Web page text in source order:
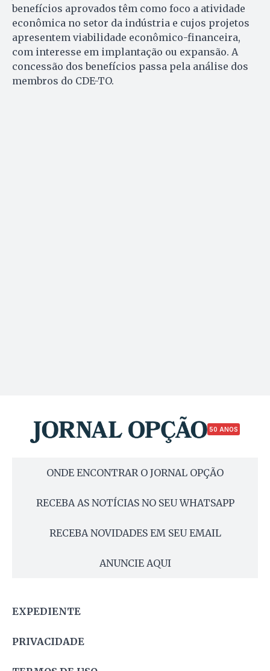
benefícios aprovados têm como foco a atividade
econômica no setor da indústria e cujos projetos
apresentem viabilidade econômico-financeira,
com interesse em implantação ou expansão. A
concessão dos benefícios passa pela análise dos
membros do CDE-TO.
50 ANOS
ONDE ENCONTRAR O JORNAL OPÇÃO
RECEBA AS NOTÍCIAS NO SEU WHATSAPP
RECEBA NOVIDADES EM SEU EMAIL
ANUNCIE AQUI
EXPEDIENTE
PRIVACIDADE